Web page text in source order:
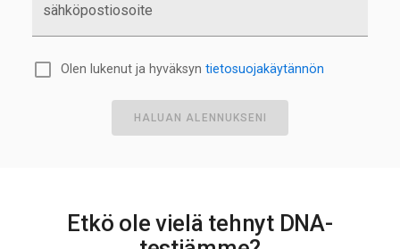
sähköpostiosoite
Olen lukenut ja hyväksyn tietosuojakäytännön
HALUAN ALENNUKSENI
Etkö ole vielä tehnyt DNA-